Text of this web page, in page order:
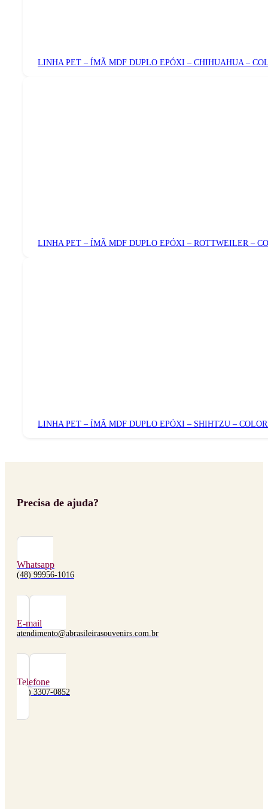
LINHA PET – ÍMÃ MDF DUPLO EPÓXI – CHIHUAHUA –
LINHA PET – ÍMÃ MDF DUPLO EPÓXI – ROTTWEILER –
LINHA PET – ÍMÃ MDF DUPLO EPÓXI – SHIHTZU –
Precisa de ajuda?
Whatsapp
(48) 99956-1016
E-mail
atendimento@abrasileirasouvenirs.com.br
Telefone
(48) 3307-0852